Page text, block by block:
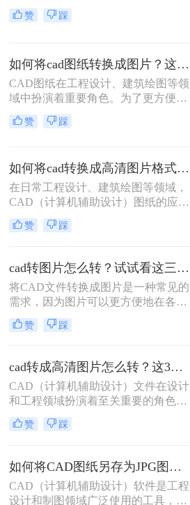
工作中不可或缺的重要文件。然而，
为了更方便地分享、存档和展示这些
片呢？本文将详细介绍三种将CAD图
纸转换为图片的实用方法。
赞 踩
如何将cad图纸转换成图片？这4个转换方法了解一下！
CAD图纸在工程设计、建筑绘图等领
域中扮演着重要角色。为了更方便地
分享、展示或存档，将CAD图纸转换
成图片格式成为了一个常见需求。那
法。
赞 踩
如何将cad转换成高清图片格式？分享二个高效转换方法！
在日常工程设计、建筑绘图等领域，
CAD（计算机辅助设计）图纸的应用
非常广泛。然而，在某些情况下，我
们可能需要将CAD文件转换为高清图
文档、报告中。那么如何将cad转换成
高清图片格式呢？本文将介绍两种将
CAD转换成高清图片格式的方法。
赞 踩
cad转图片怎么转？试试看这三个方法！
将CAD文件转换成图片是一种常见的
需求，因为图片可以更方便地在各种
场合使用，如展示、汇报等。那么cad
转图片怎么转呢？本文将介绍将CAD
更好地了解如何实现这一目的。
赞 踩
cad转成高清图片怎么转？这3个方法值得一试！
CAD（计算机辅助设计）文件在设计
和工程领域扮演着至关重要的角色，
但有时我们需要将CAD文件转换为高
清图片以便于展示、分享或进一步处
以下将为您详细介绍几种将CAD文件
转换为高清图片的方法。
赞 踩
如何将CAD图纸另存为JPG图片？教你三种方法轻松搞定！
CAD（计算机辅助设计）软件是工程
设计和制图领域广泛使用的工具，而